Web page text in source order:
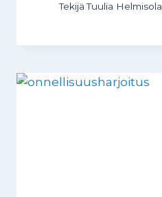
Tekijä Tuulia Helmisola